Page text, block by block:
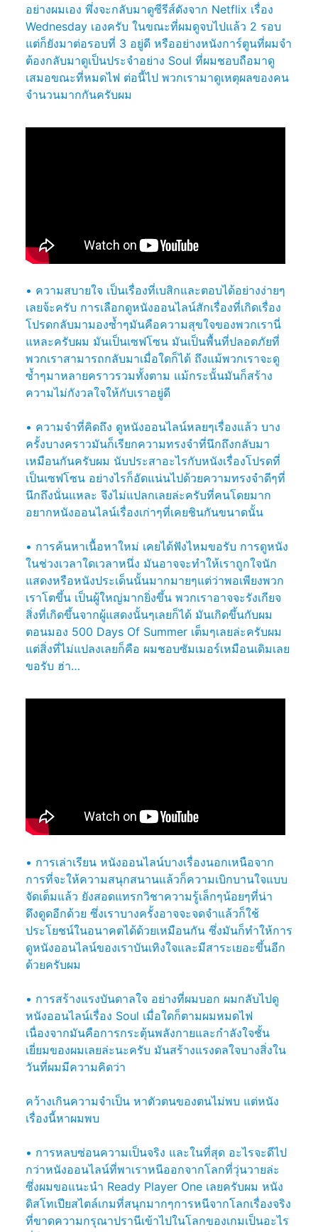
อย่างผมเอง พึ่งจะกลับมาดูซีรีส์ดังจาก Netflix เรื่อง
Wednesday เองครับ ในขณะที่ผมดูจบไปแล้ว 2 รอบ
แต่ก็ยังมาต่อรอบที่ 3 อยู่ดี หรืออย่างหนังการ์ตูนที่ผมจำ
ต้องกลับมาดูเป็นประจำอย่าง Soul ที่ผมชอบถือมาดู
เสมอขณะที่หมดไฟ ต่อนี้ไป พวกเรามาดูเหตุผลของคน
จำนวนมากกันครับผม
• ความสบายใจ เป็นเรื่องที่เบสิกและตอบได้อย่างง่ายๆ
เลยจ้ะครับ การเลือกดูหนังออนไลน์สักเรื่องที่เกิดเรื่อง
โปรดกลับมามองซ้ำๆมันคือความสุขใจของพวกเรานี่
แหละครับผม มันเป็นเซฟโซน มันเป็นพื้นที่ปลอดภัยที่
พวกเราสามารถกลับมาเมื่อใดก็ได้ ถึงแม้พวกเราจะดู
ซ้ำๆมาหลายคราวรวมทั้งตาม แม้กระนั้นมันก็สร้าง
ความไม่กังวลใจให้กับเราอยู่ดี
• ความจำที่คิดถึง ดูหนังออนไลน์หลยๆเรื่องแล้ว บาง
ครั้งบางคราวมันก็เรียกความทรงจำที่นึกถึงกลับมา
เหมือนกันครับผม นับประสาอะไรกับหนังเรื่องโปรดที่
เป็นเซฟโซน อย่างไรก็อัดแน่นไปด้วยความทรงจำดีๆที่
นึกถึงนั่นแหละ จึงไม่แปลกเลยล่ะครับที่คนโดยมาก
อยากหนังออนไลน์เรื่องเก่าๆที่เคยชินกันขนาดนั้น
• การค้นหาเนื้อหาใหม่ เคยได้ฟังไหมขอรับ การดูหนัง
ในช่วงเวลาใดเวลาหนึ่ง มันอาจจะทำให้เราถูกใจนัก
แสดงหรือหนังประเด็นนั้นมากมายๆแต่ว่าพอเพียงพวก
เราโตขึ้น เป็นผู้ใหญ่มากยิ่งขึ้น พวกเราอาจจะรังเกียจ
สิ่งที่เกิดขึ้นจากผู้แสดงนั้นๆเลยก็ได้ มันเกิดขึ้นกับผม
ตอนมอง 500 Days Of Summer เต็มๆเลยล่ะครับผม
แต่สิ่งที่ไม่แปลงเลยก็คือ ผมชอบซัมเมอร์เหมือนเดิมเลย
ขอรับ ฮ่า…
• การเล่าเรียน หนังออนไลน์บางเรื่องนอกเหนือจาก
การที่จะให้ความสนุกสนานแล้วก็ความเบิกบานใจแบบ
จัดเต็มแล้ว ยังสอดแทรกวิชาความรู้เล็กๆน้อยๆที่น่า
ดึงดูดอีกด้วย ซึ่งเราบางครั้งอาจจะจดจำแล้วก็ใช้
ประโยชน์ในอนาคตได้ด้วยเหมือนกัน ซึ่งมันก็ทำให้การ
ดูหนังออนไลน์ของเราบันเทิงใจและมีสาระเยอะขึ้นอีก
ด้วยครับผม
• การสร้างแรงบันดาลใจ อย่างที่ผมบอก ผมกลับไปดู
หนังออนไลน์เรื่อง Soul เมื่อใดก็ตามผมหมดไฟ
เนื่องจากมันคือการกระตุ้นพลังกายและกำลังใจชั้น
เยี่ยมของผมเลยล่ะนะครับ มันสร้างแรงดลใจบางสิ่งใน
วันที่ผมมีความคิดว่า
คว้างเกินความจำเป็น หาตัวตนของตนไม่พบ แต่หนัง
เรื่องนี้หาผมพบ
• การหลบซ่อนความเป็นจริง และในที่สุด อะไรจะดีไป
กว่าหนังออนไลน์ที่พาเราหนีออกจากโลกที่วุ่นวายล่ะ
ซึ่งผมขอแนะนำ Ready Player One เลยครับผม หนัง
ดิสโทเปียสไตล์เกมที่สนุกมากๆการหนีจากโลกเรื่องจริง
ที่ขาดความกรุณาปรานีเข้าไปในโลกของเกมเป็นอะไร